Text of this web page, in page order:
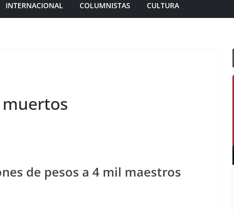
INTERNACIONAL COLUMNISTAS CULTURA
muertos
de pesos a 4 mil maestros